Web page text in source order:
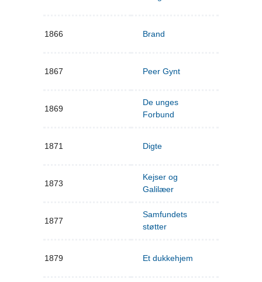
1866 Brand
1867 Peer Gynt
1869
De unges
Forbund
1871 Digte
1873
Kejser og
Galilæer
1877
Samfundets
støtter
1879 Et dukkehjem